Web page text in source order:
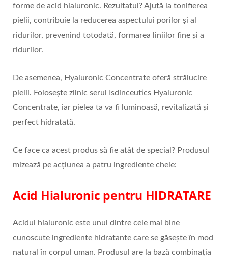
forme de acid hialuronic. Rezultatul? Ajută la tonifierea
pielii, contribuie la reducerea aspectului porilor și al
ridurilor, prevenind totodată, formarea liniilor fine și a
ridurilor.
De asemenea, Hyaluronic Concentrate oferă strălucire
pielii. Folosește zilnic serul Isdinceutics Hyaluronic
Concentrate, iar pielea ta va fi luminoasă, revitalizată și
perfect hidratată.
Ce face ca acest produs să fie atât de special? Produsul
mizează pe acțiunea a patru ingrediente cheie:
Acid Hialuronic pentru HIDRATARE
Acidul hialuronic este unul dintre cele mai bine
cunoscute ingrediente hidratante care se găsește în mod
natural în corpul uman. Produsul are la bază combinația